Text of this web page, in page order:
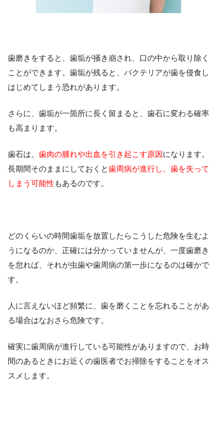
歯磨きをすると、歯垢が掻き崩され、口の中から取り除く
ことができます。歯垢が残ると、バクテリアが歯を侵食し
はじめてしまう恐れがあります。
さらに、歯垢が一箇所に長く留まると、歯石に変わる確率
も高まります。
歯石は、 歯肉の腫れや出血を引き起こす原因 になります。
長期間そのままにしておくと歯周病が進行し、歯を失って
しまう可能性 もあるのです。
どのくらいの時間歯垢を放置したらこうした危険を生むよ
うになるのか、正確には分かっていませんが、一度歯磨き
を怠れば、それが虫歯や歯周病の第一歩になるのは確かで
す。
人に言えないほど頻繁に、歯を磨くことを忘れることがあ
る場合はなおさら危険です。
確実に歯周病が進行している可能性がありますので、お時
間のあるときにお近くの歯医者でお掃除をすることをオス
スメします。